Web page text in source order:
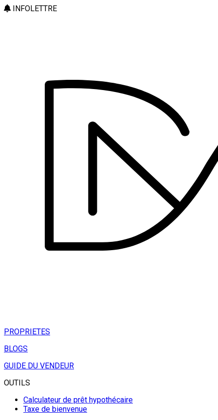
INFOLETTRE
PROPRIETES
BLOGS
GUIDE DU VENDEUR
OUTILS
Calculateur de prêt hypothécaire
Taxe de bienvenue